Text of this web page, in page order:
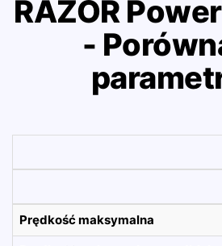
RAZOR
-
Prędkość maksymalna